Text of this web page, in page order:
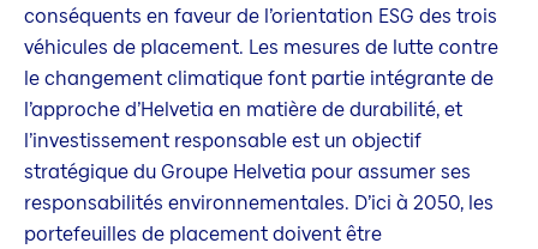
conséquents en faveur de l’orientation ESG des trois
véhicules de placement. Les mesures de lutte contre
le changement climatique font partie intégrante de
l’approche d’Helvetia en matière de durabilité, et
l’investissement responsable est un objectif
stratégique du Groupe Helvetia pour assumer ses
responsabilités environnementales. D’ici à 2050, les
portefeuilles de placement doivent être